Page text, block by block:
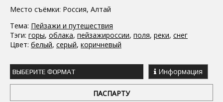
Место съёмки: Россия, Алтай
Тема: Пейзажи и путешествия
Тэги: горы, облака, пейзажироссии, поля, реки, снег
Цвет: белый, серый, коричневый
ВЫБЕРИТЕ ФОРМАТ Информация
ПАСПАРТУ